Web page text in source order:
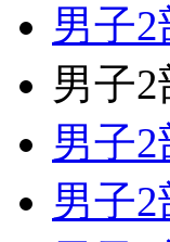
男子
男子
男子
男子